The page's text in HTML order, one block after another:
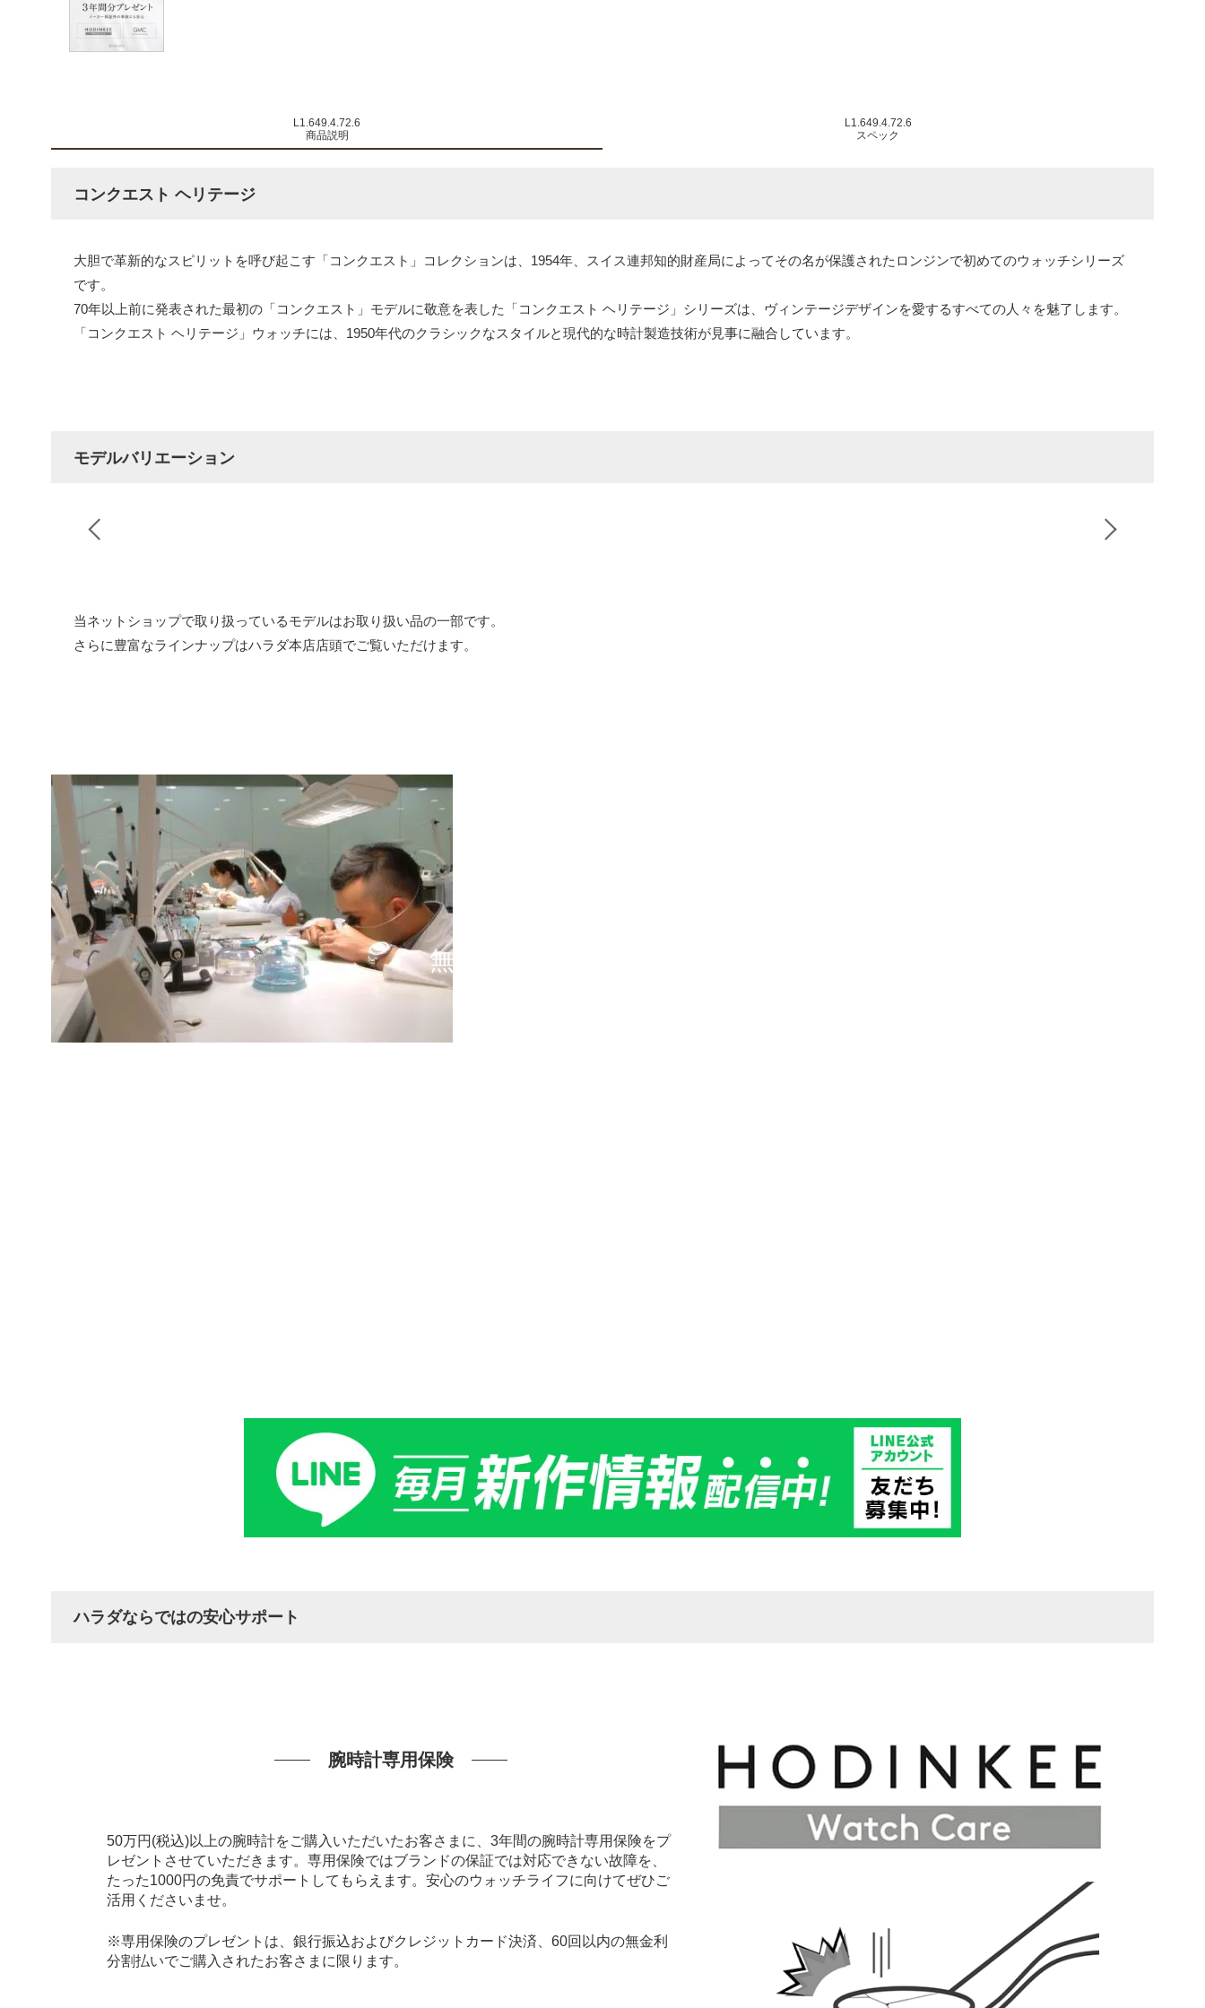
L1.649.4.72.6
商品説明
L1.649.4.72.6
スペック
コンクエスト ヘリテージ
大胆で革新的なスピリットを呼び起こす「コンクエスト」コレクションは、1954年、スイス連邦知的財産局によってその名が保護されたロンジンで初めてのウォッチシリーズ
です。
70年以上前に発表された最初の「コンクエスト」モデルに敬意を表した「コンクエスト ヘリテージ」シリーズは、ヴィンテージデザインを愛するすべての人々を魅了します。
「コンクエスト ヘリテージ」ウォッチには、1950年代のクラシックなスタイルと現代的な時計製造技術が見事に融合しています。
モデルバリエーション
当ネットショップで取り扱っているモデルはお取り扱い品の一部です。
さらに豊富なラインナップはハラダ本店店頭でご覧いただけます。
無料ピックアップサービス
ハラダならではの安心サポート
腕時計専用保険
50万円(税込)以上の腕時計をご購入いただいたお客さまに、3年間の腕時計専用保険をプ
レゼントさせていただきます。専用保険ではブランドの保証では対応できない故障を、
たった1000円の免責でサポートしてもらえます。安心のウォッチライフに向けてぜひご
活用くださいませ。
※専用保険のプレゼントは、銀行振込およびクレジットカード決済、60回以内の無金利
分割払いでご購入されたお客さまに限ります。